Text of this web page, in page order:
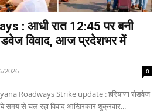
: आधी रात 12:45 पर बनी
विवाद, आज प्रदेशभर में
2026 0
Roadways Strike update : हरियाणा रोडवेज
समय से चल रहा विवाद आखिरकार शुक्रवार...